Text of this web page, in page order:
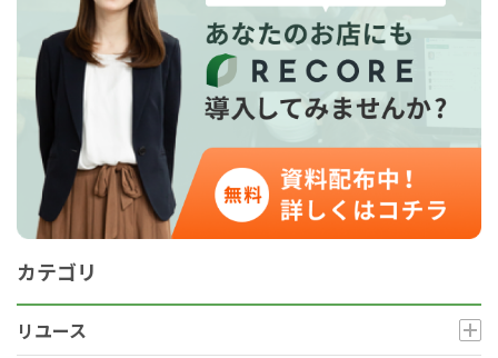
カテゴリ
リユース